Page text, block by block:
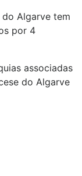
Algarve tem
por 4
associadas
do Algarve